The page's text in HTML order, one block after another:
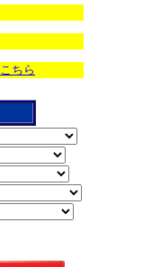
こちら